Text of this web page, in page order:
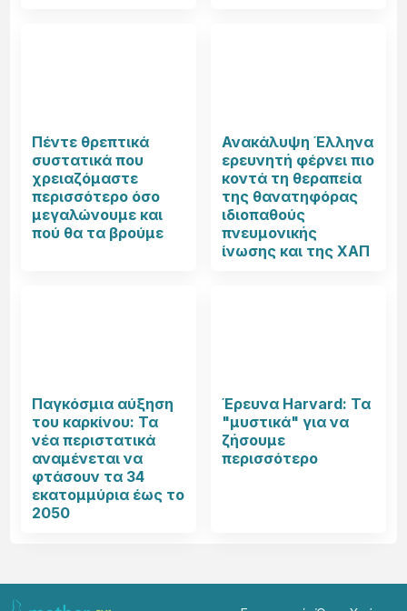
Πέντε θρεπτικά
συστατικά που
χρειαζόμαστε
περισσότερο όσο
μεγαλώνουμε και
πού θα τα βρούμε
Ανακάλυψη Έλληνα
ερευνητή φέρνει πιο
κοντά τη θεραπεία
της θανατηφόρας
ιδιοπαθούς
πνευμονικής
ίνωσης και της ΧΑΠ
Παγκόσμια αύξηση
του καρκίνου: Τα
νέα περιστατικά
αναμένεται να
φτάσουν τα 34
εκατομμύρια έως το
2050
Έρευνα Harvard: Τα
"μυστικά" για να
ζήσουμε
περισσότερο